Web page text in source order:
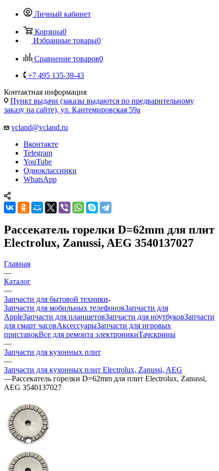
Личный кабинет
Корзина0
Избранные товары0
Сравнение товаров0
+7 495 135-39-43
Контактная информация
Пункт выдачи (заказы выдаются по предварительному
заказу на сайте), ул. Кантемировская 59а
vcland@vcland.ru
Вконтакте
Telegram
YouTube
Одноклассники
WhatsApp
Рассекатель горелки D=62mm для плит
Electrolux, Zanussi, AEG 3540137027
Главная
—
Каталог
—
Запчасти для бытовой техники
Запчасти для мобильных телефоновЗапчасти для
AppleЗапчасти для планшетовЗапчасти для ноутбуковЗапчасти
для смарт часовАксессуарыЗапчасти для игровых
приставокВсе для ремонта электроникиТачскрины
—
Запчасти для кухонных плит
—
Запчасти для кухонных плит Electrolux, Zanussi, AEG
—Рассекатель горелки D=62mm для плит Electrolux, Zanussi,
AEG 3540137027